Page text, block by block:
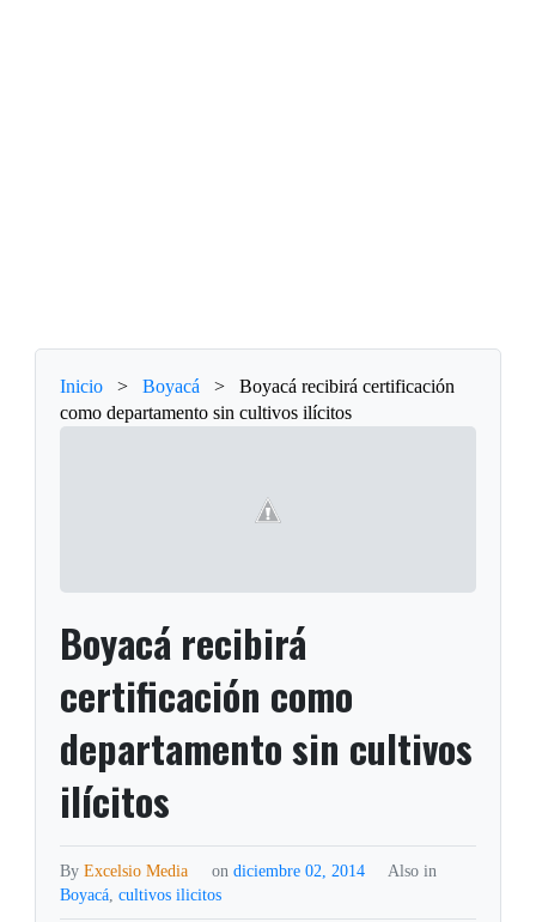
Inicio > Boyacá >
Boyacá recibirá certificación
como departamento sin cultivos ilícitos
Boyacá recibirá
certificación como
departamento sin cultivos
ilícitos
ByExcelsio Media on diciembre 02, 2014
Also in
Boyacá,cultivos ilicitos